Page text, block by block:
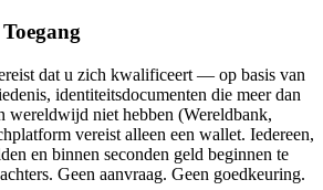
dat u zich kwalificeert — op basis van
identiteitsdocumenten die meer dan
wereldwijd niet hebben (Wereldbank,
vereist alleen een wallet. Iedereen,
en binnen seconden geld beginnen te
Geen aanvraag. Geen goedkeuring.